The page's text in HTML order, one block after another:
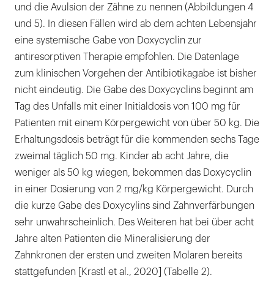
und die Avulsion der Zähne zu nennen (Abbildungen 4
und 5). In diesen Fällen wird ab dem achten Lebensjahr
eine systemische Gabe von Doxycyclin zur
antiresorptiven Therapie empfohlen. Die Datenlage
zum klinischen Vorgehen der Antibiotikagabe ist bisher
nicht eindeutig. Die Gabe des Doxycyclins beginnt am
Tag des Unfalls mit einer Initialdosis von 100 mg für
Patienten mit einem Körpergewicht von über 50 kg. Die
Erhaltungsdosis beträgt für die kommenden sechs Tage
zweimal täglich 50 mg. Kinder ab acht Jahre, die
weniger als 50 kg wiegen, bekommen das Doxycyclin
in einer Dosierung von 2 mg/kg Körpergewicht. Durch
die kurze Gabe des Doxycylins sind Zahnverfärbungen
sehr unwahrscheinlich. Des Weiteren hat bei über acht
Jahre alten Patienten die Mineralisierung der
Zahnkronen der ersten und zweiten Molaren bereits
stattgefunden [Krastl et al., 2020] (Tabelle 2).